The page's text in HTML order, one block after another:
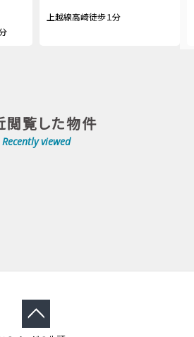
上越線高崎徒歩１分
閲覧した物件
Recently viewed